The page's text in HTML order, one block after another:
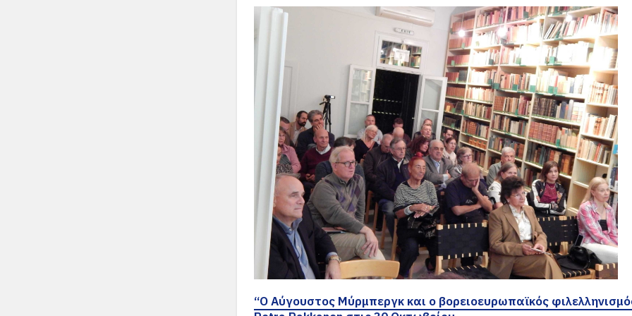
“O Αύγουστος Μύρμπεργκ και ο βορειοευρωπαϊκός